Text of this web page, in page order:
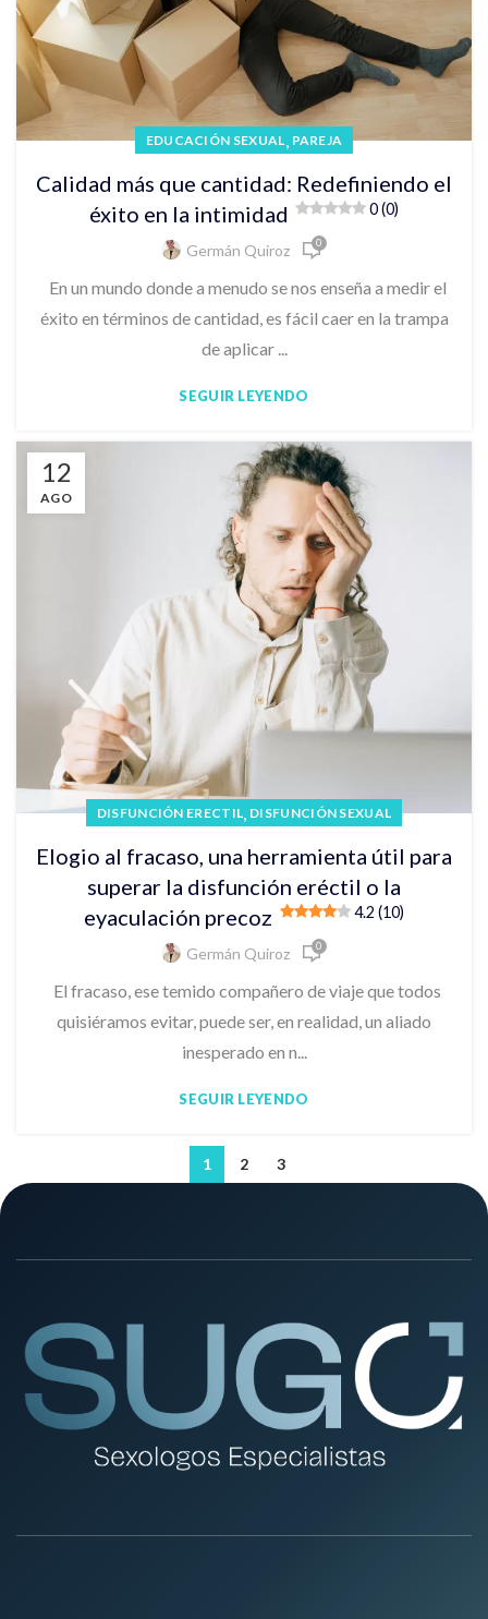
EDUCACIÓN SEXUAL PAREJA
Calidad más que cantidad: Redefiniendo el
éxito en la intimidad
0 (0)
Germán Quiroz 0
En un mundo donde a menudo se nos enseña a medir el
éxito en términos de cantidad, es fácil caer en la trampa
de aplicar ...
SEGUIR LEYENDO
12
AGO
DISFUNCIÓN ERECTIL DISFUNCIÓN SEXUAL
Elogio al fracaso, una herramienta útil para
superar la disfunción eréctil o la
eyaculación precoz
4.2 (10)
Germán Quiroz 0
El fracaso, ese temido compañero de viaje que todos
quisiéramos evitar, puede ser, en realidad, un aliado
inesperado en n...
SEGUIR LEYENDO
1 2 3